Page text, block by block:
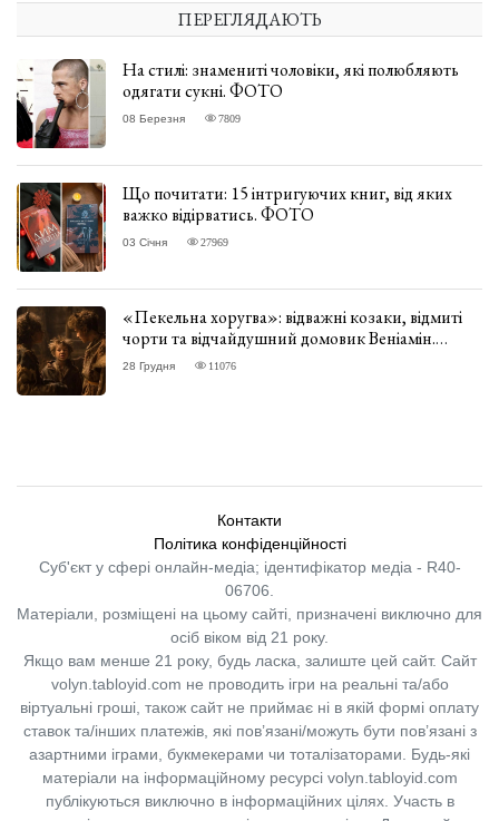
ПЕРЕГЛЯДАЮТЬ
На стилі: знамениті чоловіки, які полюбляють
одягати сукні. ФОТО
08 Березня 7809
Що почитати: 15 інтригуючих книг, від яких
важко відірватись. ФОТО
03 Січня 27969
«Пекельна хоругва»: відважні козаки, відмиті
чорти та відчайдушний домовик Веніамін.
ВІДГУК
28 Грудня 11076
Контакти
Політика конфіденційності
Суб'єкт у сфері онлайн-медіа; ідентифікатор медіа - R40-
06706.
Матеріали, розміщені на цьому сайті, призначені виключно для
осіб віком від 21 року.
Якщо вам менше 21 року, будь ласка, залиште цей сайт. Сайт
volyn.tabloyid.com не проводить ігри на реальні та/або
віртуальні гроші, також сайт не приймає ні в якій формі оплату
ставок та/інших платежів, які пов’язані/можуть бути пов’язані з
азартними іграми, букмекерами чи тоталізаторами. Будь-які
матеріали на інформаційному ресурсі volyn.tabloyid.com
публікуються виключно в інформаційних цілях. Участь в